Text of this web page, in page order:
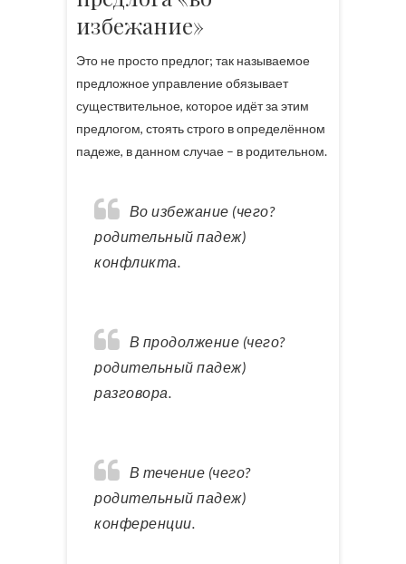
избежание»
Это не просто предлог; так называемое
предложное управление обязывает
существительное, которое идёт за этим
предлогом, стоять строго в определённом
падеже, в данном случае – в родительном.
Во избежание (чего?
родительный падеж)
конфликта.
В продолжение (чего?
родительный падеж)
разговора.
В течение (чего?
родительный падеж)
конференции.